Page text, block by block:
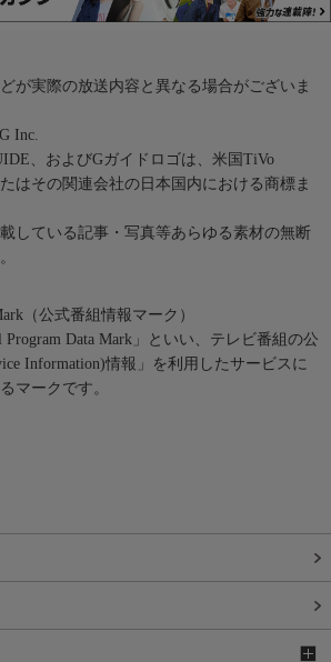
が実際の放送内容と異なる場合がございま
Inc.
、およびGガイドロゴは、米国TiVo
はその関連会社の日本国内における商標ま
している記事・写真等あらゆる素材の無断
（公式番組情報マーク）
Data Mark」といい、テレビ番組の公
Information)情報」を利用したサービスに
マークです。